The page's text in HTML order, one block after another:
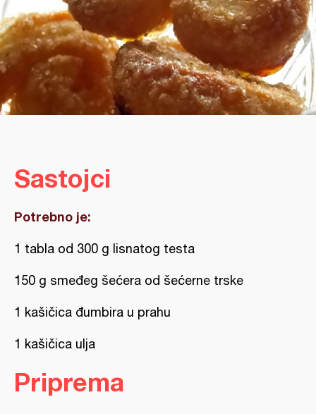
Sastojci
Potrebno je:
1 tabla od 300 g lisnatog testa
150 g smeđeg šećera od šećerne trske
1 kašičica đumbira u prahu
1 kašičica ulja
Priprema